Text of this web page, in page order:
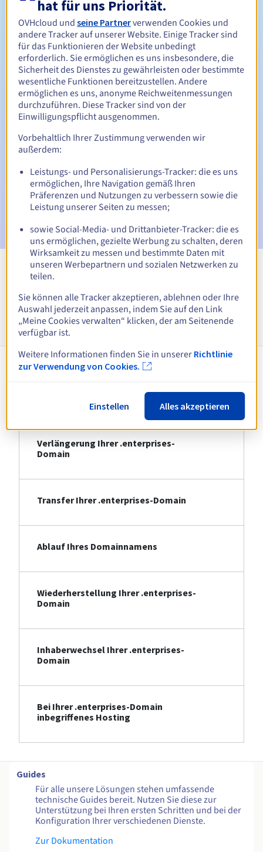
Verlängerungszeitraum Zwischen 1 und 10 Jahren
Rückgewinnungsfrist 30 Tage
Automatische Benachrichtigungen:
Warn-E-Mails: 60, 30, 15, 7 und 3 Tage vor dem
Ablaufdatum
E-Mail am Ablaufdatumzur Benachrichtigung über die
Sperrung des Domainnamens
E-Mail nach Ablauf der Rückgewinnungsfrist
Benachrichtigung über die Löschung des Domainnamens
Informationen zu .enterprises
Verlängerung Ihrer .enterprises-
Domain
Transfer Ihrer .enterprises-Domain
Ablauf Ihres Domainnamens
Wiederherstellung Ihrer .enterprises-
Domain
Inhaberwechsel Ihrer .enterprises-
Domain
Bei Ihrer .enterprises-Domain
inbegriffenes Hosting
Guides
Für alle unsere Lösungen stehen umfassende
technische Guides bereit. Nutzen Sie diese zur
Unterstützung bei Ihren ersten Schritten und bei der
Konfiguration Ihrer verschiedenen Dienste.
Zur Dokumentation
hat für uns Priorität.
OVHcloud undseine Partnerverwenden Cookies und
andere Tracker auf unserer Website. Einige Tracker sind
für das Funktionieren der Website unbedingt
erforderlich. Sie ermöglichen es uns insbesondere, die
Sicherheit des Dienstes zu gewährleisten oder bestimmte
wesentliche Funktionen bereitzustellen. Andere
ermöglichen es uns, anonyme Reichweitenmessungen
durchzuführen. Diese Tracker sind von der
Einwilligungspflicht ausgenommen.
Vorbehaltlich Ihrer Zustimmung verwenden wir
außerdem:
Leistungs- und Personalisierungs-Tracker: die es uns
ermöglichen, Ihre Navigation gemäß Ihren
Präferenzen und Nutzungen zu verbessern sowie die
Leistung unserer Seiten zu messen;
sowie Social-Media- und Drittanbieter-Tracker: die es
uns ermöglichen, gezielte Werbung zu schalten, deren
Wirksamkeit zu messen und bestimmte Daten mit
unseren Werbepartnern und sozialen Netzwerken zu
teilen.
Sie können alle Tracker akzeptieren, ablehnen oder Ihre
Auswahl jederzeit anpassen, indem Sie auf den Link
„Meine Cookies verwalten“ klicken, der am Seitenende
verfügbar ist.
Weitere Informationen finden Sie in unserer Richtlinie
zur Verwendung von Cookies.
Einstellen Alles akzeptieren